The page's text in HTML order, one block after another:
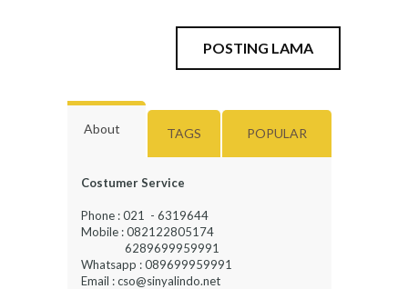
POSTING LAMA
About TAGS POPULAR
Costumer Service
Phone : 021 - 6319644
Mobile : 082122805174
6289699959991
Whatsapp : 089699959991
Email : cso@sinyalindo.net